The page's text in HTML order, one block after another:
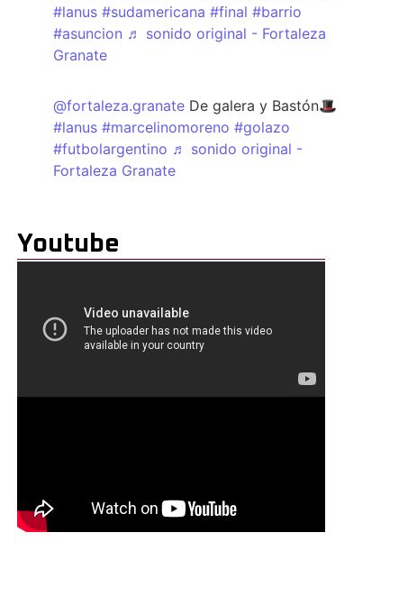
#lanus #sudamericana #final #barrio
#asuncion ♬ sonido original - Fortaleza
Granate
@fortaleza.granate De galera y Bastón🎩
#lanus #marcelinomoreno #golazo
#futbolargentino ♬ sonido original -
Fortaleza Granate
Youtube